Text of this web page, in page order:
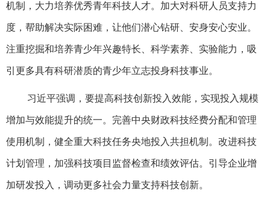
机制，大力培养优秀青年科技人才。加大对科研人员支持力
度，帮助解决实际困难，让他们潜心钻研、安身安心安业。
注重挖掘和培养青少年兴趣特长、科学素养、实验能力，吸
引更多具有科研潜质的青少年立志投身科技事业。
习近平强调，要提高科技创新投入效能，实现投入规模
增加与效能提升的统一。完善中央财政科技经费分配和管理
使用机制，健全重大科技任务央地投入共担机制。改进科技
计划管理，加强科技项目监督检查和绩效评估。引导企业增
加研发投入，调动更多社会力量支持科技创新。